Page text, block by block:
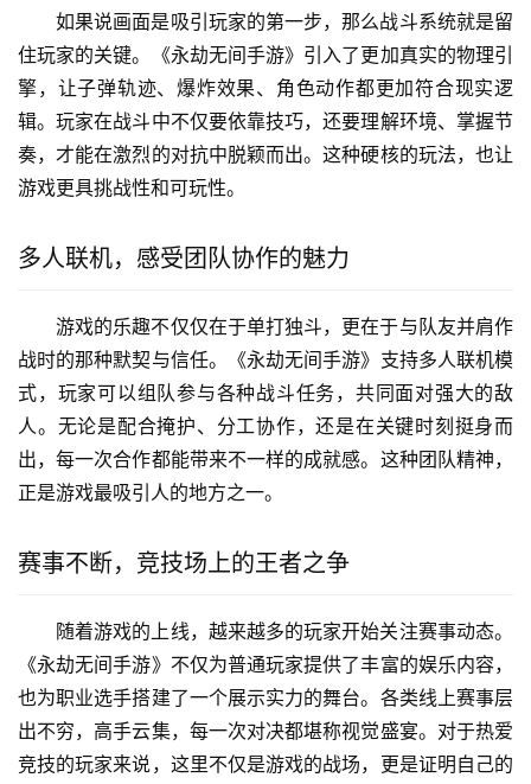
如果说画面是吸引玩家的第一步，那么战斗系统就是留
住玩家的关键。《永劫无间手游》引入了更加真实的物理引
擎，让子弹轨迹、爆炸效果、角色动作都更加符合现实逻
辑。玩家在战斗中不仅要依靠技巧，还要理解环境、掌握节
奏，才能在激烈的对抗中脱颖而出。这种硬核的玩法，也让
游戏更具挑战性和可玩性。
多人联机，感受团队协作的魅力
游戏的乐趣不仅仅在于单打独斗，更在于与队友并肩作
战时的那种默契与信任。《永劫无间手游》支持多人联机模
式，玩家可以组队参与各种战斗任务，共同面对强大的敌
人。无论是配合掩护、分工协作，还是在关键时刻挺身而
出，每一次合作都能带来不一样的成就感。这种团队精神，
正是游戏最吸引人的地方之一。
赛事不断，竞技场上的王者之争
随着游戏的上线，越来越多的玩家开始关注赛事动态。
《永劫无间手游》不仅为普通玩家提供了丰富的娱乐内容，
也为职业选手搭建了一个展示实力的舞台。各类线上赛事层
出不穷，高手云集，每一次对决都堪称视觉盛宴。对于热爱
竞技的玩家来说，这里不仅是游戏的战场，更是证明自己的